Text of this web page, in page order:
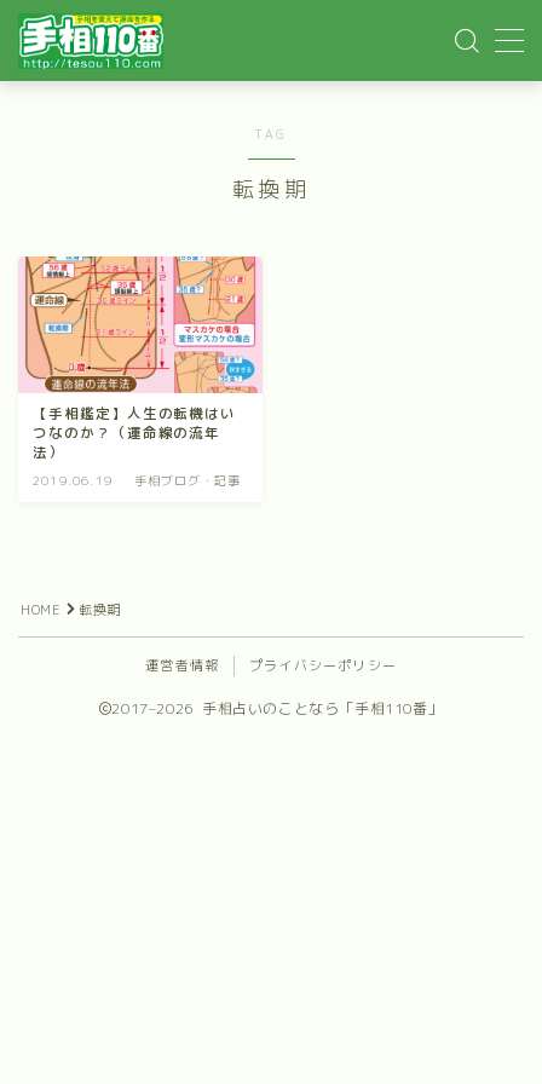
MENU
手相鑑定
手相講座
イベント依頼
お問合せ
TAG
転換期
【手相鑑定】人生の転機はい
つなのか？（運命線の流年
法）
2019.06.19 手相ブログ・記事
HOME 転換期
運営者情報 プライバシーポリシー
2017–2026 手相占いのことなら「手相110番」